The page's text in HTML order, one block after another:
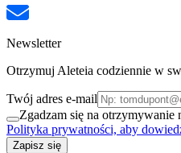
Newsletter
Otrzymuj Aleteia codziennie w
Twój adres e-mail
Zgadzam się na otrzymywanie
Polityka prywatności, aby
Zapisz się